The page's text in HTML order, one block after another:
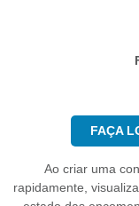
FAÇA
Ao criar uma
rapidamente,